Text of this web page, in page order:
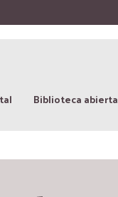
Biblioteca abierta